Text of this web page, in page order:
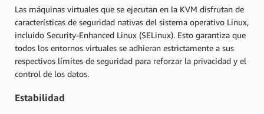
Las máquinas virtuales que se ejecutan en la KVM disfrutan de
características de seguridad nativas del sistema operativo Linux,
incluido Security-Enhanced Linux (SELinux). Esto garantiza que
todos los entornos virtuales se adhieran estrictamente a sus
respectivos límites de seguridad para reforzar la privacidad y el
control de los datos.
Estabilidad